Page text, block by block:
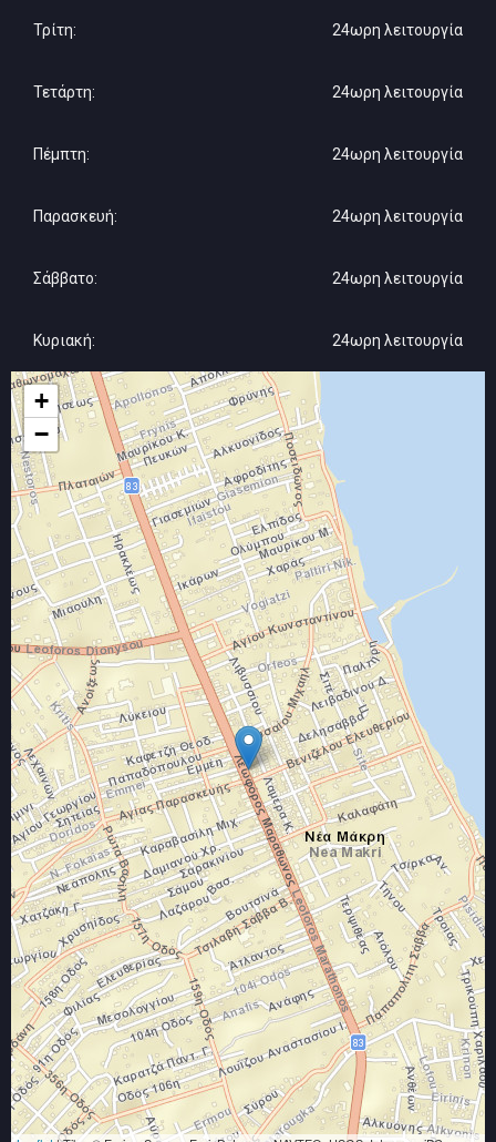
Τρίτη: 24ωρη λειτουργία
Τετάρτη: 24ωρη λειτουργία
Πέμπτη: 24ωρη λειτουργία
Παρασκευή: 24ωρη λειτουργία
Σάββατο: 24ωρη λειτουργία
Κυριακή: 24ωρη λειτουργία
+
−